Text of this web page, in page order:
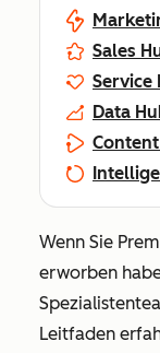
Sales
Service
Data
Wenn Sie
erworben
Leitfaden